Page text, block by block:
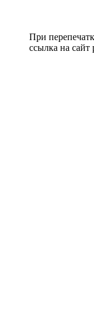
При
ссылка на сайт